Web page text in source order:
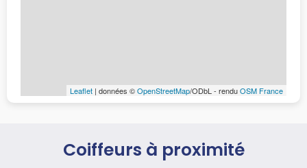
Leaflet | données ©OpenStreetMap/ODbL - renduOSM France
Coiffeurs à proximité